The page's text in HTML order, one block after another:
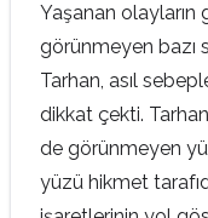
Yaşanan
görünmeyen bazı
Tarhan, asıl
dikkat çekti.
de görünmeyen
yüzü hikmet